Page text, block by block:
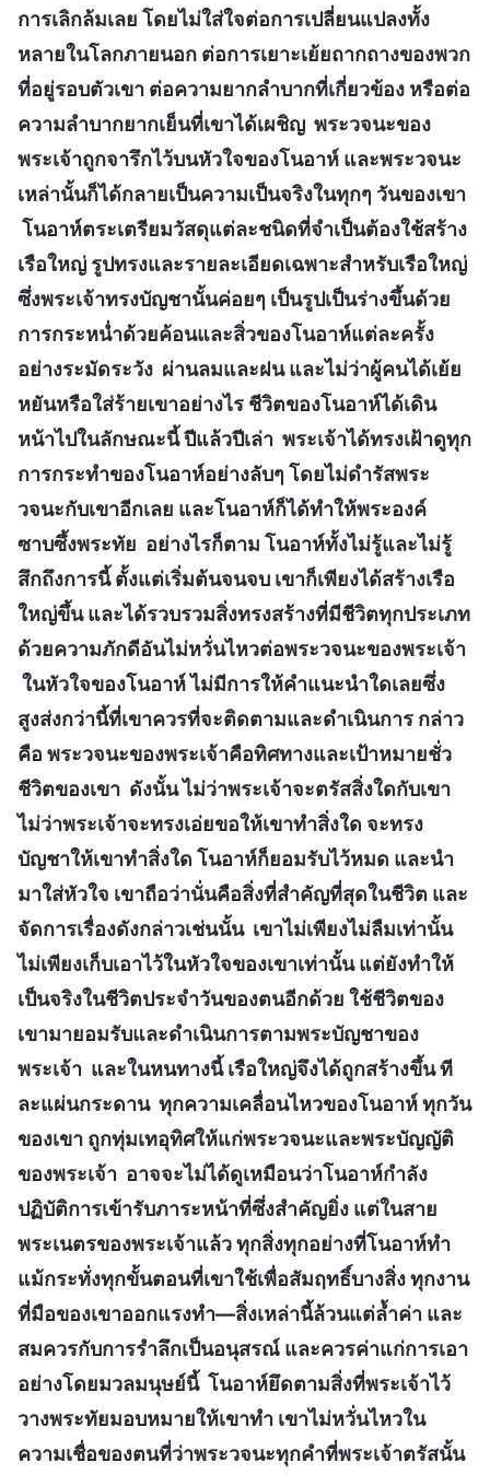
การเลิกล้มเลย โดยไม่ใส่ใจต่อการเปลี่ยนแปลงทั้ง
หลายในโลกภายนอก ต่อการเยาะเย้ยถากถางของพวก
ที่อยู่รอบตัวเขา ต่อความยากลำบากที่เกี่ยวข้อง หรือต่อ
ความลำบากยากเย็นที่เขาได้เผชิญ พระวจนะของ
พระเจ้าถูกจารึกไว้บนหัวใจของโนอาห์ และพระวจนะ
เหล่านั้นก็ได้กลายเป็นความเป็นจริงในทุกๆ วันของเขา
โนอาห์ตระเตรียมวัสดุแต่ละชนิดที่จำเป็นต้องใช้สร้าง
เรือใหญ่ รูปทรงและรายละเอียดเฉพาะสำหรับเรือใหญ่
ซึ่งพระเจ้าทรงบัญชานั้นค่อยๆ เป็นรูปเป็นร่างขึ้นด้วย
การกระหน่ำด้วยค้อนและสิ่วของโนอาห์แต่ละครั้ง
อย่างระมัดระวัง ผ่านลมและฝน และไม่ว่าผู้คนได้เย้ย
หยันหรือใส่ร้ายเขาอย่างไร ชีวิตของโนอาห์ได้เดิน
หน้าไปในลักษณะนี้ ปีแล้วปีเล่า พระเจ้าได้ทรงเฝ้าดูทุก
การกระทำของโนอาห์อย่างลับๆ โดยไม่ดำรัสพระ
วจนะกับเขาอีกเลย และโนอาห์ก็ได้ทำให้พระองค์
ซาบซึ้งพระทัย อย่างไรก็ตาม โนอาห์ทั้งไม่รู้และไม่รู้
สึกถึงการนี้ ตั้งแต่เริ่มต้นจนจบ เขาก็เพียงได้สร้างเรือ
ใหญ่ขึ้น และได้รวบรวมสิ่งทรงสร้างที่มีชีวิตทุกประเภท
ด้วยความภักดีอันไม่หวั่นไหวต่อพระวจนะของพระเจ้า
ในหัวใจของโนอาห์ ไม่มีการให้คำแนะนำใดเลยซึ่ง
สูงส่งกว่านี้ที่เขาควรที่จะติดตามและดำเนินการ กล่าว
คือ พระวจนะของพระเจ้าคือทิศทางและเป้าหมายชั่ว
ชีวิตของเขา ดังนั้น ไม่ว่าพระเจ้าจะตรัสสิ่งใดกับเขา
ไม่ว่าพระเจ้าจะทรงเอ่ยขอให้เขาทำสิ่งใด จะทรง
บัญชาให้เขาทำสิ่งใด โนอาห์ก็ยอมรับไว้หมด และนำ
มาใส่หัวใจ เขาถือว่านั่นคือสิ่งที่สำคัญที่สุดในชีวิต และ
จัดการเรื่องดังกล่าวเช่นนั้น เขาไม่เพียงไม่ลืมเท่านั้น
ไม่เพียงเก็บเอาไว้ในหัวใจของเขาเท่านั้น แต่ยังทำให้
เป็นจริงในชีวิตประจำวันของตนอีกด้วย ใช้ชีวิตของ
เขามายอมรับและดำเนินการตามพระบัญชาของ
พระเจ้า และในหนทางนี้ เรือใหญ่จึงได้ถูกสร้างขึ้น ที
ละแผ่นกระดาน ทุกความเคลื่อนไหวของโนอาห์ ทุกวัน
ของเขา ถูกทุ่มเทอุทิศให้แก่พระวจนะและพระบัญญัติ
ของพระเจ้า อาจจะไม่ได้ดูเหมือนว่าโนอาห์กำลัง
ปฏิบัติการเข้ารับภาระหน้าที่ซึ่งสำคัญยิ่ง แต่ในสาย
พระเนตรของพระเจ้าแล้ว ทุกสิ่งทุกอย่างที่โนอาห์ทำ
แม้กระทั่งทุกขั้นตอนที่เขาใช้เพื่อสัมฤทธิ์บางสิ่ง ทุกงาน
ที่มือของเขาออกแรงทำ—สิ่งเหล่านี้ล้วนแต่ล้ำค่า และ
สมควรกับการรำลึกเป็นอนุสรณ์ และควรค่าแก่การเอา
อย่างโดยมวลมนุษย์นี้ โนอาห์ยึดตามสิ่งที่พระเจ้าไว้
วางพระทัยมอบหมายให้เขาทำ เขาไม่หวั่นไหวใน
ความเชื่อของตนที่ว่าพระวจนะทุกคำที่พระเจ้าตรัสนั้น